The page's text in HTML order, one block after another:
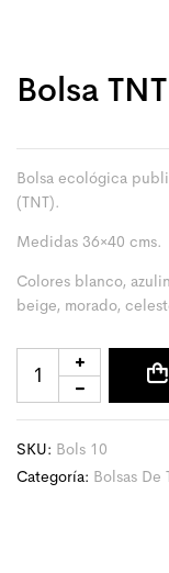
Bolsa
Bolsa ecológica
(TNT).
Medidas 36×40 cms.
Colores blanco,
beige, morado,
SKU: Bols 10
Categoría: Bolsas De